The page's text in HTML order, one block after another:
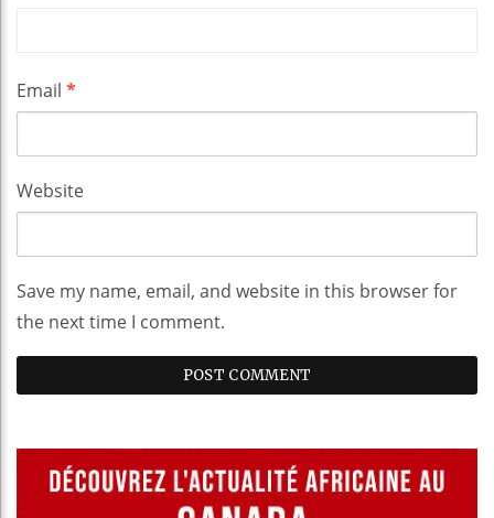
Email *
Website
Save my name, email, and website in this browser for
the next time I comment.